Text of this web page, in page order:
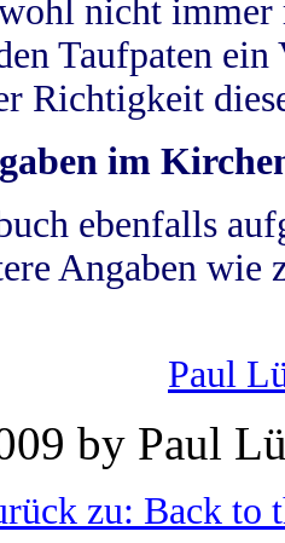
nicht
Taufpaten
Richtigkeit
im
ebenfalls
Angaben wie
Paul
by Paul
zu: Back to